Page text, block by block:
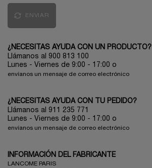
ENVIAR
¿NECESITAS AYUDA CON UN PRODUCTO?
Llámanos al 900 813 100
Lunes - Viernes de 9:00 - 17:00 o
envíanos un mensaje de correo electrónico
¿NECESITAS AYUDA CON TU PEDIDO?
Llámanos al 911 235 771
Lunes - Viernes de 9:00 - 17:00 o
envíanos un mensaje de correo electrónico
INFORMACIÓN DEL FABRICANTE
LANCOME PARIS